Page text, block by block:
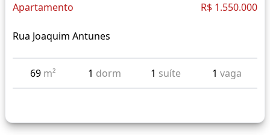
Apartamento R$ 1.550.000
Rua Joaquim Antunes
69 m² 1 dorm 1 suíte 1 vaga